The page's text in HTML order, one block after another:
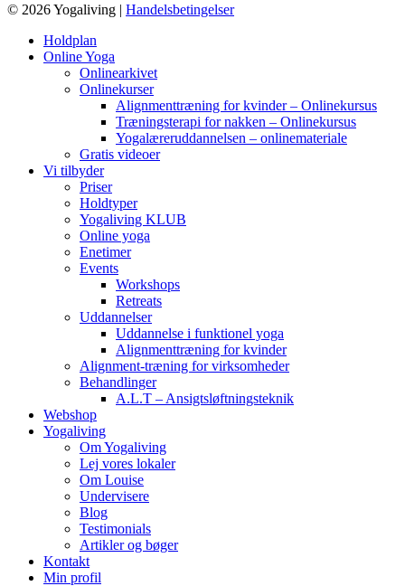
© 2026 Yogaliving | Handelsbetingelser
Holdplan
Online Yoga
Onlinearkivet
Onlinekurser
Alignmenttræning for kvinder – Onlinekursus
Træningsterapi for nakken – Onlinekursus
Yogalæreruddannelsen – onlinemateriale
Gratis videoer
Vi tilbyder
Priser
Holdtyper
Yogaliving KLUB
Online yoga
Enetimer
Events
Workshops
Retreats
Uddannelser
Uddannelse i funktionel yoga
Alignmenttræning for kvinder
Alignment-træning for virksomheder
Behandlinger
A.L.T – Ansigtsløftningsteknik
Webshop
Yogaliving
Om Yogaliving
Lej vores lokaler
Om Louise
Undervisere
Blog
Testimonials
Artikler og bøger
Kontakt
Min profil